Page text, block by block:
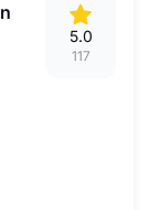
5.0
117